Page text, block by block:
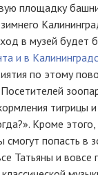
площадку
в музей будет
и в
по этому
тигрицы
Кроме
смогут попасть в
Татьяны и вовсе